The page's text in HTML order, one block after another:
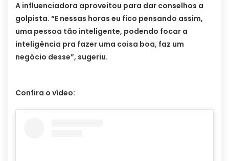
A influenciadora aproveitou para dar conselhos a
golpista. “E nessas horas eu fico pensando assim,
uma pessoa tão inteligente, podendo focar a
inteligência pra fazer uma coisa boa, faz um
negócio desse”, sugeriu.
Confira o vídeo: